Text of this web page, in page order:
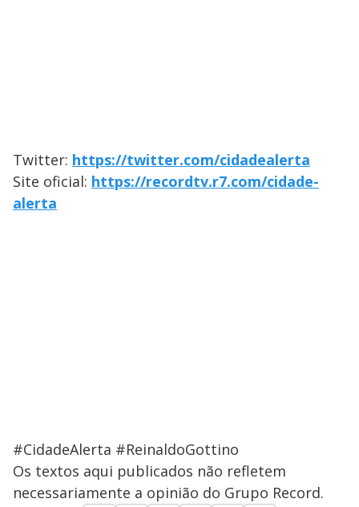
Twitter: https://twitter.com/cidadealerta
Site oficial: https://recordtv.r7.com/cidade-
alerta
#CidadeAlerta #ReinaldoGottino
Os textos aqui publicados não refletem
necessariamente a opinião do Grupo Record.